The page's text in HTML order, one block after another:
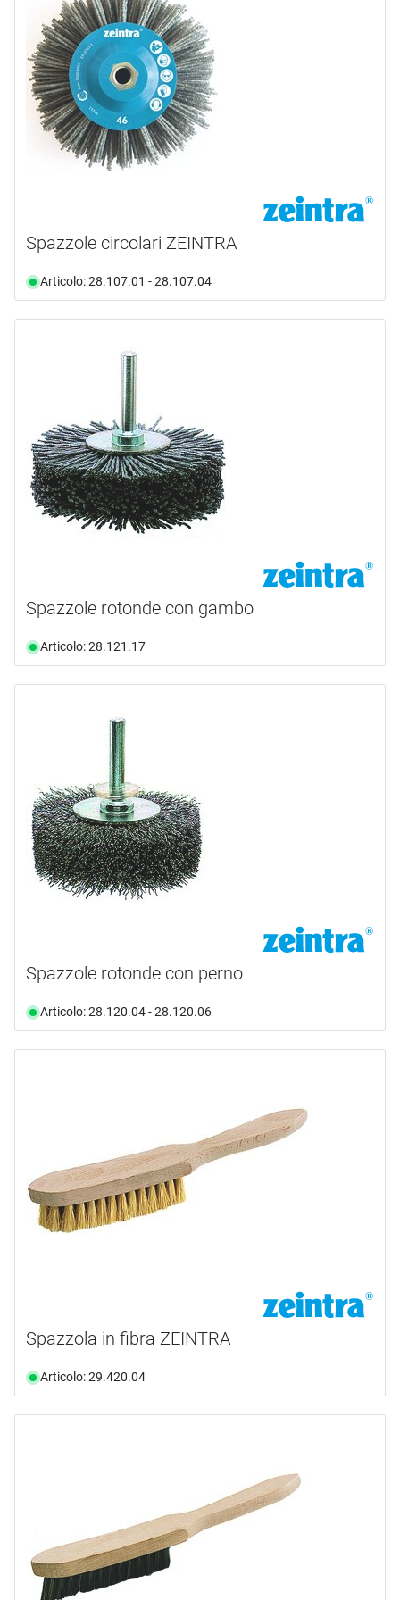
Selezione
Selezione
disponibile da magazzino
Spazzole circolari ZEINTRA
Articolo: 28.107.01 - 28.107.04
Spazzole rotonde con gambo
Articolo: 28.121.17
Spazzole rotonde con perno
Articolo: 28.120.04 - 28.120.06
Spazzola in fibra ZEINTRA
Articolo: 29.420.04